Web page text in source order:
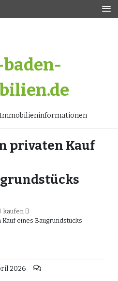
Immobilieninformationen
privaten Kauf
kaufen
eines Baugrundstücks
2026